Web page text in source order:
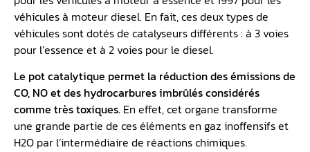
véhicules à moteur diesel. En fait, ces deux types de
véhicules sont dotés de catalyseurs différents : à 3 voies
pour l’essence et à 2 voies pour le diesel.
Le pot catalytique permet la réduction des émissions de
CO, NO et des hydrocarbures imbrûlés considérés
comme très toxiques. En effet, cet organe transforme
une grande partie de ces éléments en gaz inoffensifs et
H2O par l’intermédiaire de réactions chimiques.